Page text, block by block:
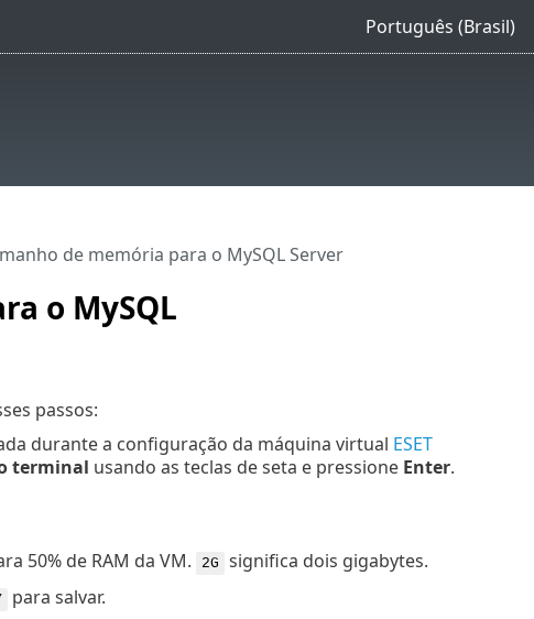
Português (Brasil)
o MySQL
de memória para o MySQL Server
passos:
durante a configuração da máquina virtual ESET
terminal usando as teclas de seta e pressione Enter.
50% de RAM da VM. 2G
significa dois gigabytes.
para salvar.